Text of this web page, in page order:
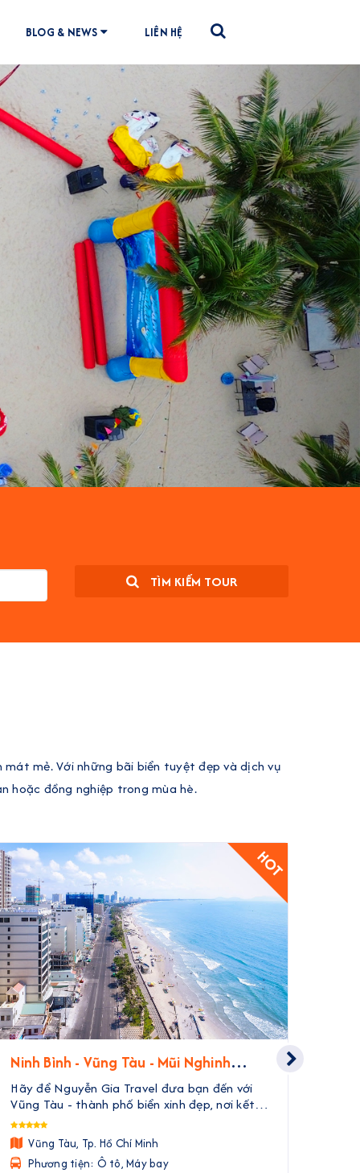
BLOG & NEWS LIÊN HỆ
Next
TÌM KIẾM TOUR
mẻ. Với những bãi biển tuyệt đẹp và dịch vụ
hoặc đồng nghiệp trong mùa hè.
HOT
Ninh Bình - Vũng Tàu - Mũi Nghinh
Phong | 3 Ngày 2 Đêm
Hãy để Nguyễn Gia Travel đưa bạn đến với
Vũng Tàu - thành phố biển xinh đẹp, nơi kết
hợp hài hòa giữa nét hiện đại và vẻ đẹp cổ
kính. Trong 3 ngày 2 đêm, bạn sẽ được tận
hưởng không khí trong lành củ ...
Vũng Tàu, Tp. Hồ Chí Minh
Phương tiện: Ô tô, Máy bay